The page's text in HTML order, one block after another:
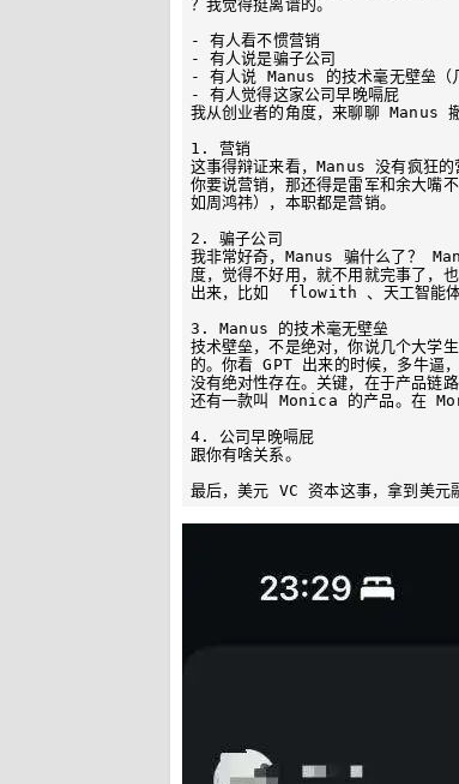
？我觉得挺离谱的。
- 有人看不惯营销
- 有人说是骗子公司
- 有人说 Manus 的技术毫无壁垒（
- 有人觉得这家公司早晚嗝屁
我从创业者的角度，来聊聊 Manus
1. 营销
这事得辩证来看，Manus 没有疯狂的
你要说营销，那还得是雷军和余大嘴
如周鸿祎），本职都是营销。
2. 骗子公司
我非常好奇，Manus 骗什么了？
度，觉得不好用，就不用就完事了
出来，比如  flowith 、天工智能
3. Manus 的技术毫无壁垒
技术壁垒，不是绝对，你说几个大学
的。你看 GPT 出来的时候，多牛逼
没有绝对性存在。关键，在于产品链
还有一款叫 Monica 的产品。在
4. 公司早晚嗝屁
跟你有啥关系。